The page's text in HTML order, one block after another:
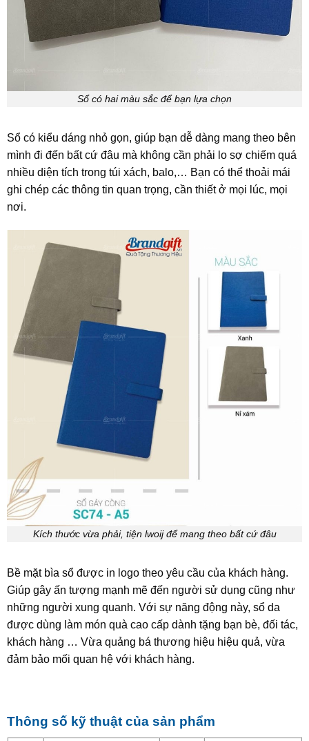
Sổ có hai màu sắc để bạn lựa chọn
Sổ có kiểu dáng nhỏ gọn, giúp bạn dễ dàng mang theo bên
mình đi đến bất cứ đâu mà không cần phải lo sợ chiếm quá
nhiều diện tích trong túi xách, balo,… Bạn có thể thoải mái
ghi chép các thông tin quan trọng, cần thiết ở mọi lúc, mọi
nơi.
Kích thước vừa phải, tiện lwoij để mang theo bất cứ đâu
Bề mặt bìa sổ được in logo theo yêu cầu của khách hàng.
Giúp gây ấn tượng mạnh mẽ đến người sử dụng cũng như
những người xung quanh. Với sự năng động này, sổ da
được dùng làm món quà cao cấp dành tặng bạn bè, đối tác,
khách hàng … Vừa quảng bá thương hiệu hiệu quả, vừa
đảm bảo mối quan hệ với khách hàng.
Thông số kỹ thuật của sản phẩm